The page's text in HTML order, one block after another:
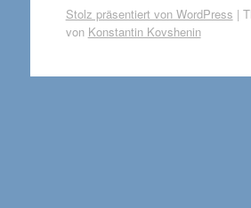
Stolz präsentiert von WordPress |
von Konstantin Kovshenin